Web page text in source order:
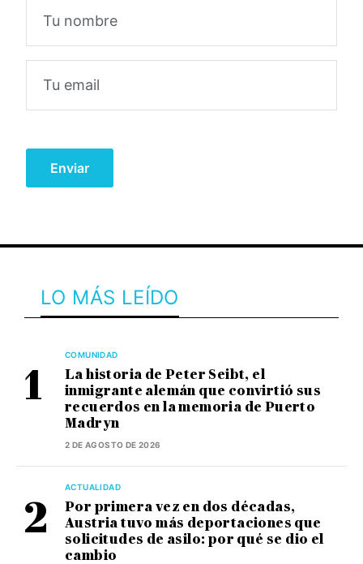
LO MÁS LEÍDO
COMUNIDAD
La historia de Peter Seibt, el
inmigrante alemán que convirtió sus
recuerdos en la memoria de Puerto
Madryn
2 DE AGOSTO DE 2026
ACTUALIDAD
Por primera vez en dos décadas,
Austria tuvo más deportaciones que
solicitudes de asilo: por qué se dio el
cambio